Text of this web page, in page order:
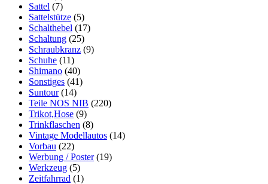
Sattel (7)
Sattelstütze (5)
Schalthebel (17)
Schaltung (25)
Schraubkranz (9)
Schuhe (11)
Shimano (40)
Sonstiges (41)
Suntour (14)
Teile NOS NIB (220)
Trikot,Hose (9)
Trinkflaschen (8)
Vintage Modellautos (14)
Vorbau (22)
Werbung / Poster (19)
Werkzeug (5)
Zeitfahrrad (1)